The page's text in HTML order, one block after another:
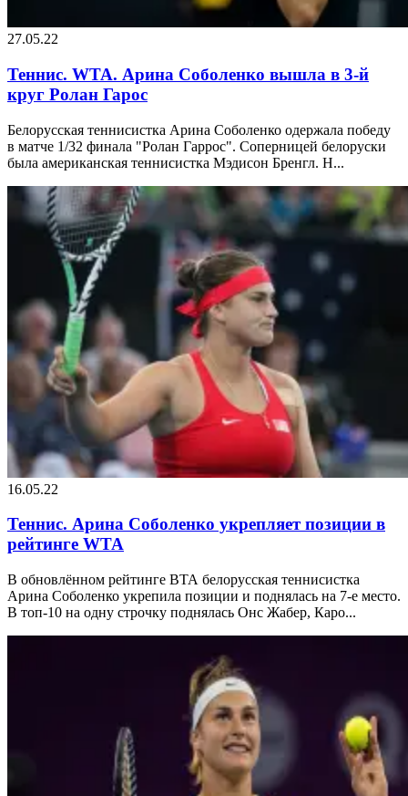
27.05.22
Теннис. WTA. Арина Соболенко вышла в 3-й
круг Ролан Гарос
Белорусская теннисистка Арина Соболенко одержала победу
в матче 1/32 финала "Ролан Гаррос". Соперницей белоруски
была американская теннисистка Мэдисон Бренгл. Н...
16.05.22
Теннис. Арина Соболенко укрепляет позиции в
рейтинге WTA
В обновлённом рейтинге ВТА белорусская теннисистка
Арина Соболенко укрепила позиции и поднялась на 7-е место.
В топ-10 на одну строчку поднялась Онс Жабер, Каро...